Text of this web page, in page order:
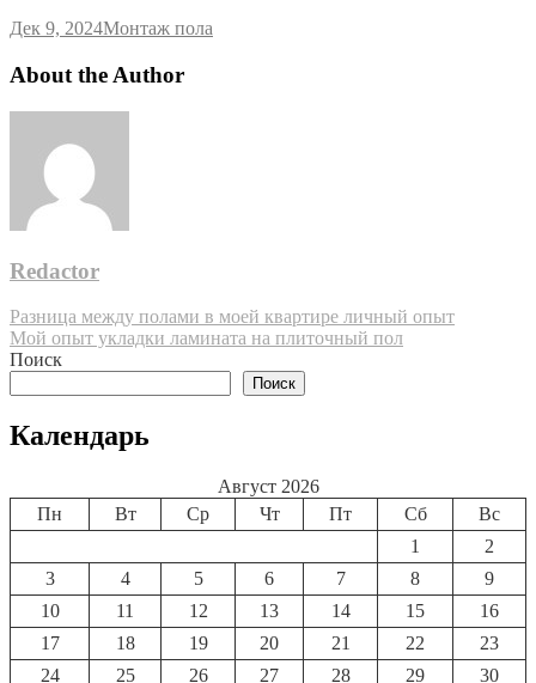
Дек 9, 2024Монтаж пола
About the Author
Redactor
Навигация
по
Разница между полами в моей квартире личный опыт
Мой опыт укладки ламината на плиточный пол
Поиск
Поиск
Календарь
Август 2026
Пн
Вт Ср Чт Пт Сб
Вс
1
2
3
4 5 6 7 8
9
10
11 12 13 14 15
16
17
18 19 20 21 22
23
24
25 26 27 28 29
30